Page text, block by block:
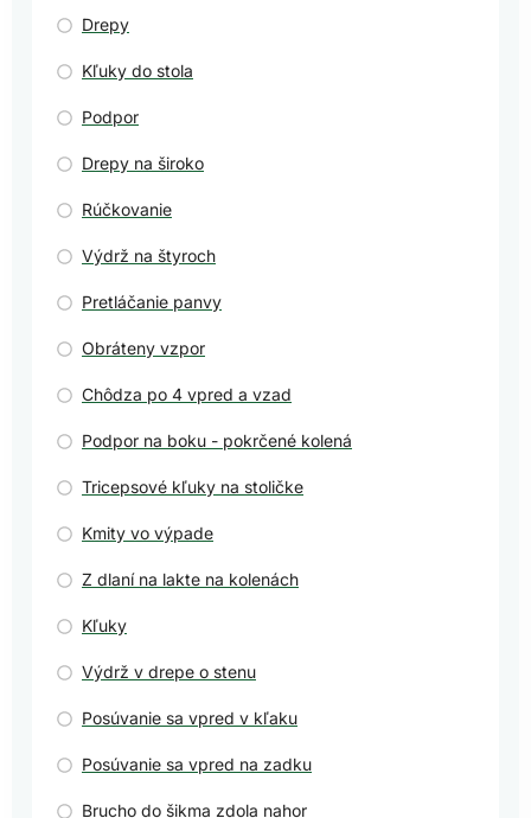
Drepy
Kľuky do stola
Podpor
Drepy na široko
Rúčkovanie
Výdrž na štyroch
Pretláčanie panvy
Obráteny vzpor
Chôdza po 4 vpred a vzad
Podpor na boku - pokrčené kolená
Tricepsové kľuky na stoličke
Kmity vo výpade
Z dlaní na lakte na kolenách
Kľuky
Výdrž v drepe o stenu
Posúvanie sa vpred v kľaku
Posúvanie sa vpred na zadku
Brucho do šikma zdola nahor